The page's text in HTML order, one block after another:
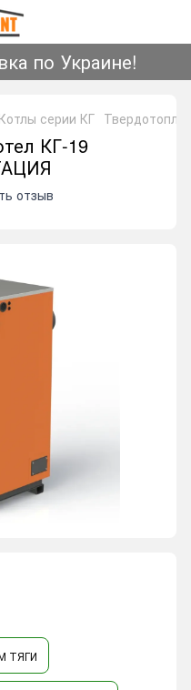
по Украине!
Котлы серии КГ
КГ-19
отзыв
ТЯГИ